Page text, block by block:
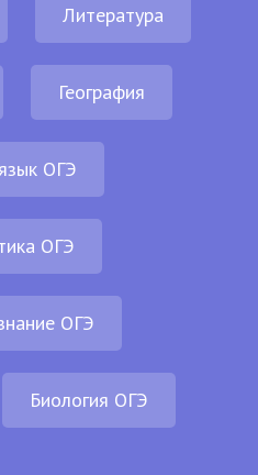
Литература
География
ОГЭ
ОГЭ
ОГЭ
Биология ОГЭ